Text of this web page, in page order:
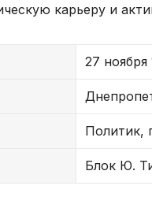
карьеру и
27 ноября
Политик,
Блок Ю.